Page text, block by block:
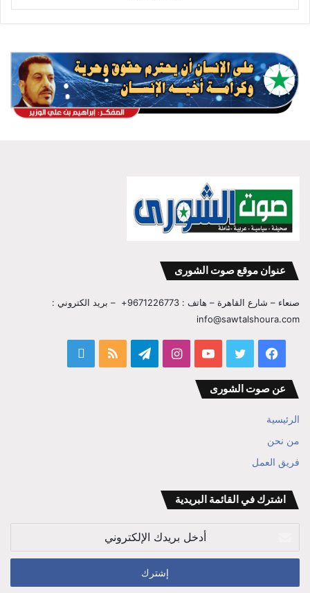
عنوان موقع صوت الشورى
صنعاء – شارع القاهرة – هاتف : 9671226773+ – بريد الكتروني :
info@sawtalshoura.com
فيسبوك تويتر يوتيوب انستقرامتيلقرام ملخص
عن صوت الشورى
الرئيسية
من نحن
فريق العمل
اشترك في القائمة البريدية
الإلكتروني